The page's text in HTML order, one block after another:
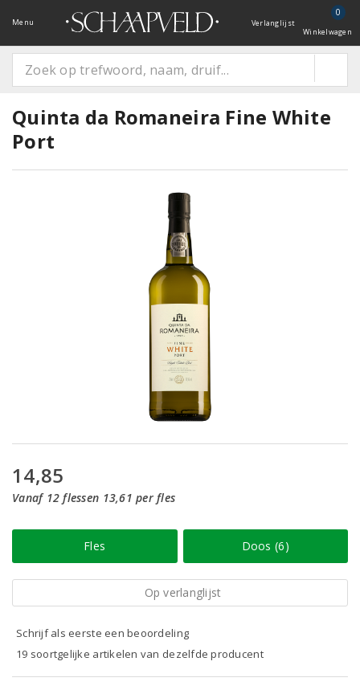
Menu Verlanglijst
0
Winkelwagen
Quinta da Romaneira Fine White
Port
14,85
Vanaf 12 flessen 13,61 per fles
Fles Doos (6)
Op verlanglijst
Schrijf als eerste een beoordeling
19 soortgelijke artikelen van dezelfde producent